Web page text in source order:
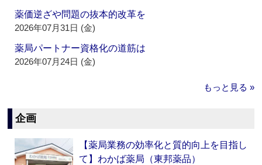
薬価逆ざや問題の抜本的改革を
2026年07月31日 (金)
薬局パートナー資格化の道筋は
2026年07月24日 (金)
もっと見る »
企画
【薬局業務の効率化と質的向上を目指し
て】わかば薬局（東邦薬品）